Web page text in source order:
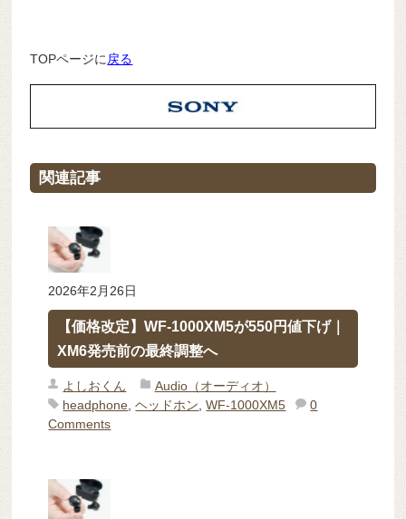
TOPページに戻る
関連記事
2026年2月26日
【価格改定】WF-1000XM5が550円値下げ｜
XM6発売前の最終調整へ
よしおくん
Audio（オーディオ）
headphone,ヘッドホン,WF-1000XM5
0
Comments